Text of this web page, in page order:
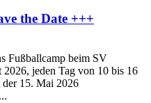
the Date +++
Fußballcamp beim SV
jeden Tag von 10 bis 16
15. Mai 2026